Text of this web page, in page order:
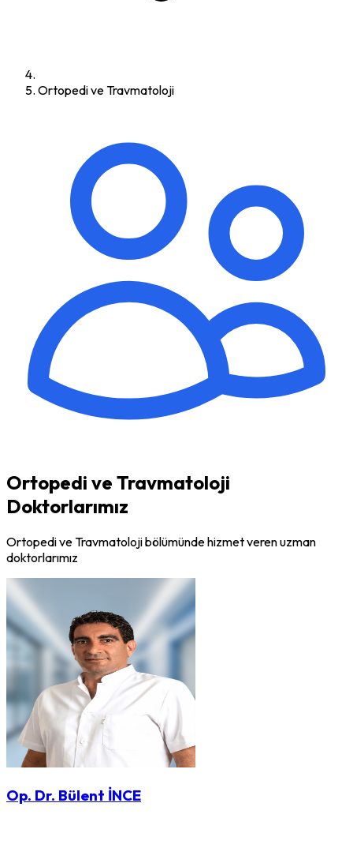
Ortopedi ve Travmatoloji
Ortopedi ve Travmatoloji
Doktorlarımız
Ortopedi ve Travmatoloji bölümünde hizmet veren uzman
doktorlarımız
Op. Dr. Bülent İNCE